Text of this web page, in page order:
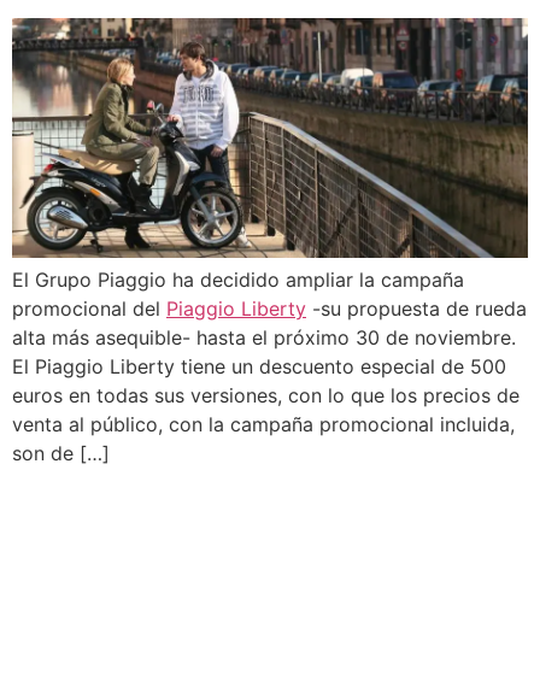
El Grupo Piaggio ha decidido ampliar la campaña
promocional del Piaggio Liberty -su propuesta de rueda
alta más asequible- hasta el próximo 30 de noviembre.
El Piaggio Liberty tiene un descuento especial de 500
euros en todas sus versiones, con lo que los precios de
venta al público, con la campaña promocional incluida,
son de […]